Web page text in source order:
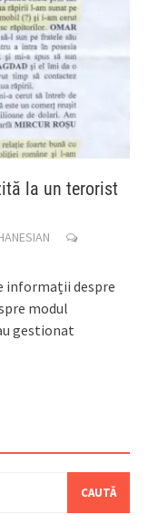
la un terorist
informații despre
modul
gestionat